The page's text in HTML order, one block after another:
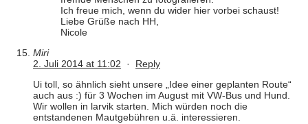
Ich freue mich, wenn du wider hier vorbei schaust!
Liebe Grüße nach HH,
Nicole
Miri
2. Juli 2014 at 11:02 · Reply
Ui toll, so ähnlich sieht unsere „Idee einer geplanten Route“
auch aus :) für 3 Wochen im August mit VW-Bus und Hund.
Wir wollen in larvik starten. Mich würden noch die
entstandenen Mautgebühren u.ä. interessieren.